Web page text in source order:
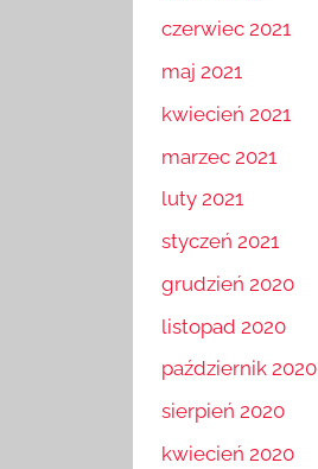
czerwiec 2021
maj 2021
kwiecień 2021
marzec 2021
luty 2021
styczeń 2021
grudzień 2020
listopad 2020
październik 2020
sierpień 2020
kwiecień 2020